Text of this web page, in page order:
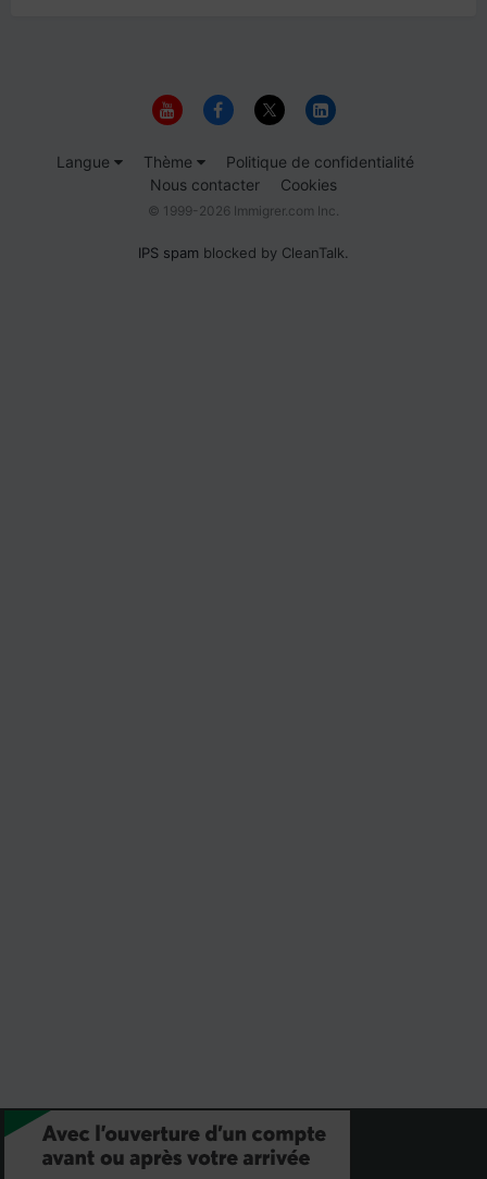
Langue Thème
Politique de confidentialité
Nous contacter
Cookies
© 1999-2026 Immigrer.com Inc.
IPS spam blocked by CleanTalk.